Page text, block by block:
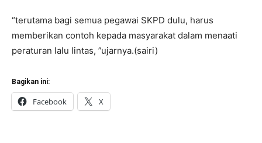
“terutama bagi semua pegawai SKPD dulu, harus
memberikan contoh kepada masyarakat dalam menaati
peraturan lalu lintas, ”ujarnya.(sairi)
Bagikan ini:
Facebook X